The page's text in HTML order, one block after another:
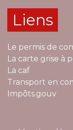
Liens
Le permis de
La carte grise à
La caf
Transport en
Impôts.gouv